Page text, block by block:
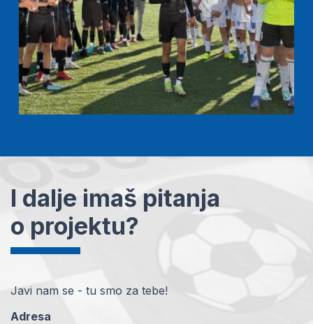
I dalje imaš pitanja
o projektu?
Javi nam se - tu smo za tebe!
Adresa